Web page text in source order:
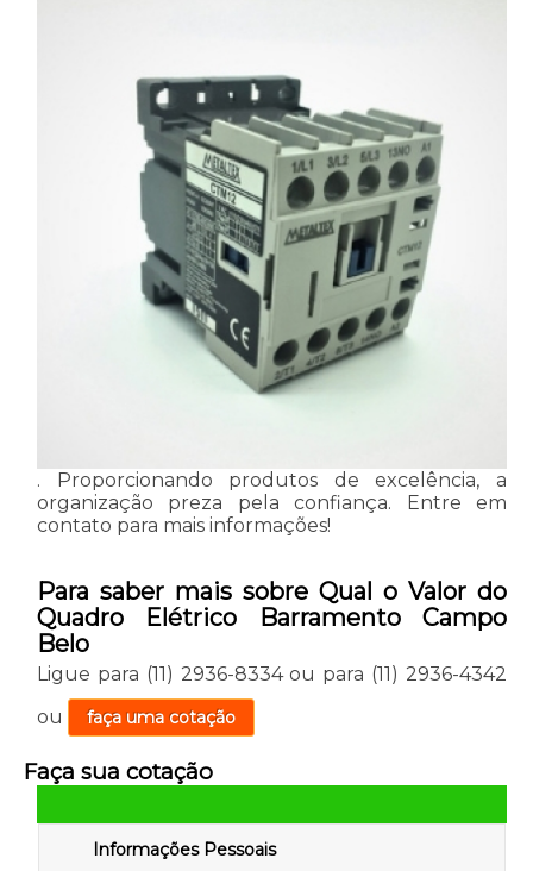
. Proporcionando produtos de excelência, a
organização preza pela confiança. Entre em
contato para mais informações!
Para saber mais sobre Qual o Valor do
Quadro Elétrico Barramento Campo
Belo
Ligue para (11) 2936-8334ou para (11) 2936-4342
ou
faça uma cotação
Faça sua cotação
Informações Pessoais